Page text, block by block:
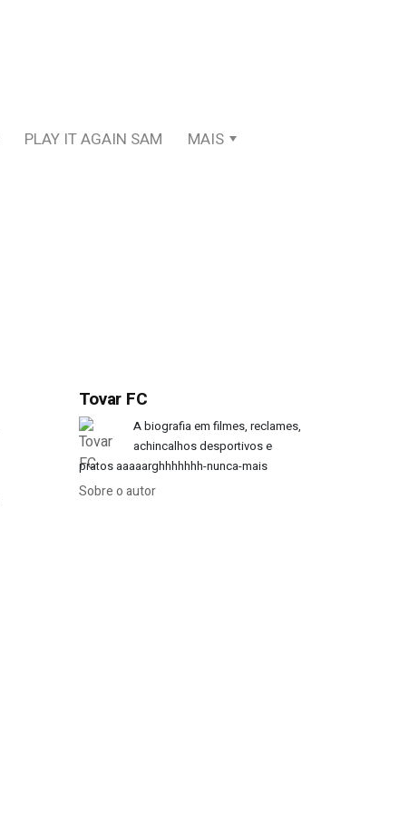
PLAY IT AGAIN SAM MAIS
Tovar FC
A biografia em filmes, reclames,
achincalhos desportivos e
pratos aaaaarghhhhhhh-nunca-mais
Sobre o autor